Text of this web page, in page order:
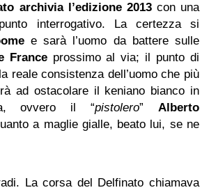
archivia l’edizione 2013con una
interrogativo. La certezza si
e sarà l’uomo da battere sulle
Franceprossimo al via; il punto di
reale consistenza dell’uomo che più
ad ostacolare il keniano bianco in
ovvero il “pistolero”Alberto
a maglie gialle, beato lui, se ne
La corsa del Delfinato chiamava